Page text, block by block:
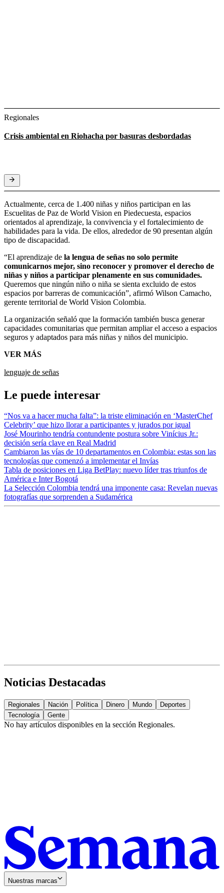
Regionales
Crisis ambiental en Riohacha por basuras desbordadas
Actualmente, cerca de 1.400 niñas y niños participan en las
Escuelitas de Paz de World Vision en Piedecuesta, espacios
orientados al aprendizaje, la convivencia y el fortalecimiento de
habilidades para la vida. De ellos, alrededor de 90 presentan algún
tipo de discapacidad.
“El aprendizaje de la lengua de señas no solo permite
comunicarnos mejor, sino reconocer y promover el derecho de
niñas y niños a participar plenamente en sus comunidades.
Queremos que ningún niño o niña se sienta excluido de estos
espacios por barreras de comunicación”, afirmó Wilson Camacho,
gerente territorial de World Vision Colombia.
La organización señaló que la formación también busca generar
capacidades comunitarias que permitan ampliar el acceso a espacios
seguros y adaptados para más niñas y niños del municipio.
VER MÁS
lenguaje de señas
Le puede interesar
“Nos va a hacer mucha falta”: la triste eliminación en ‘MasterChef
Celebrity’ que hizo llorar a participantes y jurados por igual
José Mourinho tendría contundente postura sobre Vinícius Jr.:
decisión sería clave en Real Madrid
Cambiaron las vías de 10 departamentos en Colombia: estas son las
tecnologías que comenzó a implementar el Invías
Tabla de posiciones en Liga BetPlay: nuevo líder tras triunfos de
América e Inter Bogotá
La Selección Colombia tendrá una imponente casa: Revelan nuevas
fotografías que sorprenden a Sudamérica
Noticias Destacadas
Regionales Nación Política Dinero Mundo
Deportes
Tecnología
Gente
No hay artículos disponibles en la sección Regionales.
Nuestras marcas